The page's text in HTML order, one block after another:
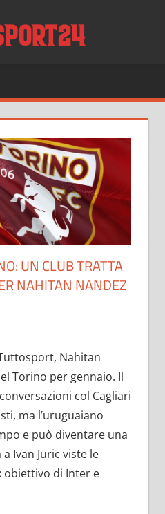
UN CLUB TRATTA
NAHITAN NANDEZ
Nahitan
Torino per gennaio. Il
col Cagliari
ma l’uruguaiano
e può diventare una
Ivan Juric viste le
obiettivo di Inter e